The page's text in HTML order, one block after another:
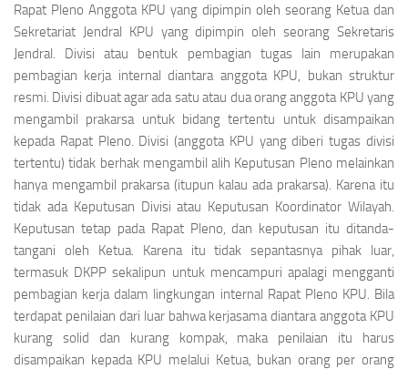
Rapat Pleno Anggota KPU yang dipimpin oleh seorang Ketua dan
Sekretariat Jendral KPU yang dipimpin oleh seorang Sekretaris
Jendral. Divisi atau bentuk pembagian tugas lain merupakan
pembagian kerja internal diantara anggota KPU, bukan struktur
resmi. Divisi dibuat agar ada satu atau dua orang anggota KPU yang
mengambil prakarsa untuk bidang tertentu untuk disampaikan
kepada Rapat Pleno. Divisi (anggota KPU yang diberi tugas divisi
tertentu) tidak berhak mengambil alih Keputusan Pleno melainkan
hanya mengambil prakarsa (itupun kalau ada prakarsa). Karena itu
tidak ada Keputusan Divisi atau Keputusan Koordinator Wilayah.
Keputusan tetap pada Rapat Pleno, dan keputusan itu ditanda-
tangani oleh Ketua. Karena itu tidak sepantasnya pihak luar,
termasuk DKPP sekalipun untuk mencampuri apalagi mengganti
pembagian kerja dalam lingkungan internal Rapat Pleno KPU. Bila
terdapat penilaian dari luar bahwa kerjasama diantara anggota KPU
kurang solid dan kurang kompak, maka penilaian itu harus
disampaikan kepada KPU melalui Ketua, bukan orang per orang